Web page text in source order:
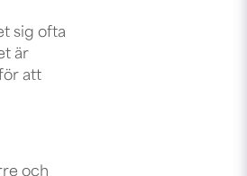
sig ofta
är
att
och